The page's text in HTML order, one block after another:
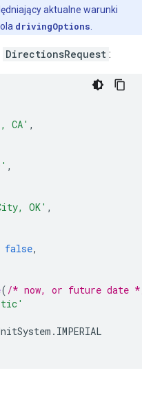
aktualne warunki
drivingOptions.
DirectionsRequest :
CA' ,
,
OK' ,
false,
( /* now, or future date
. IMPERIAL